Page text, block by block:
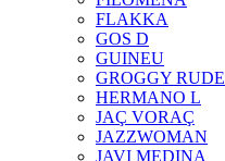
FLAKKA
GOS D
GUINEU
GROGGY RUDE
HERMANO L
JAÇ VORAÇ
JAZZWOMAN
JAVI MEDINA